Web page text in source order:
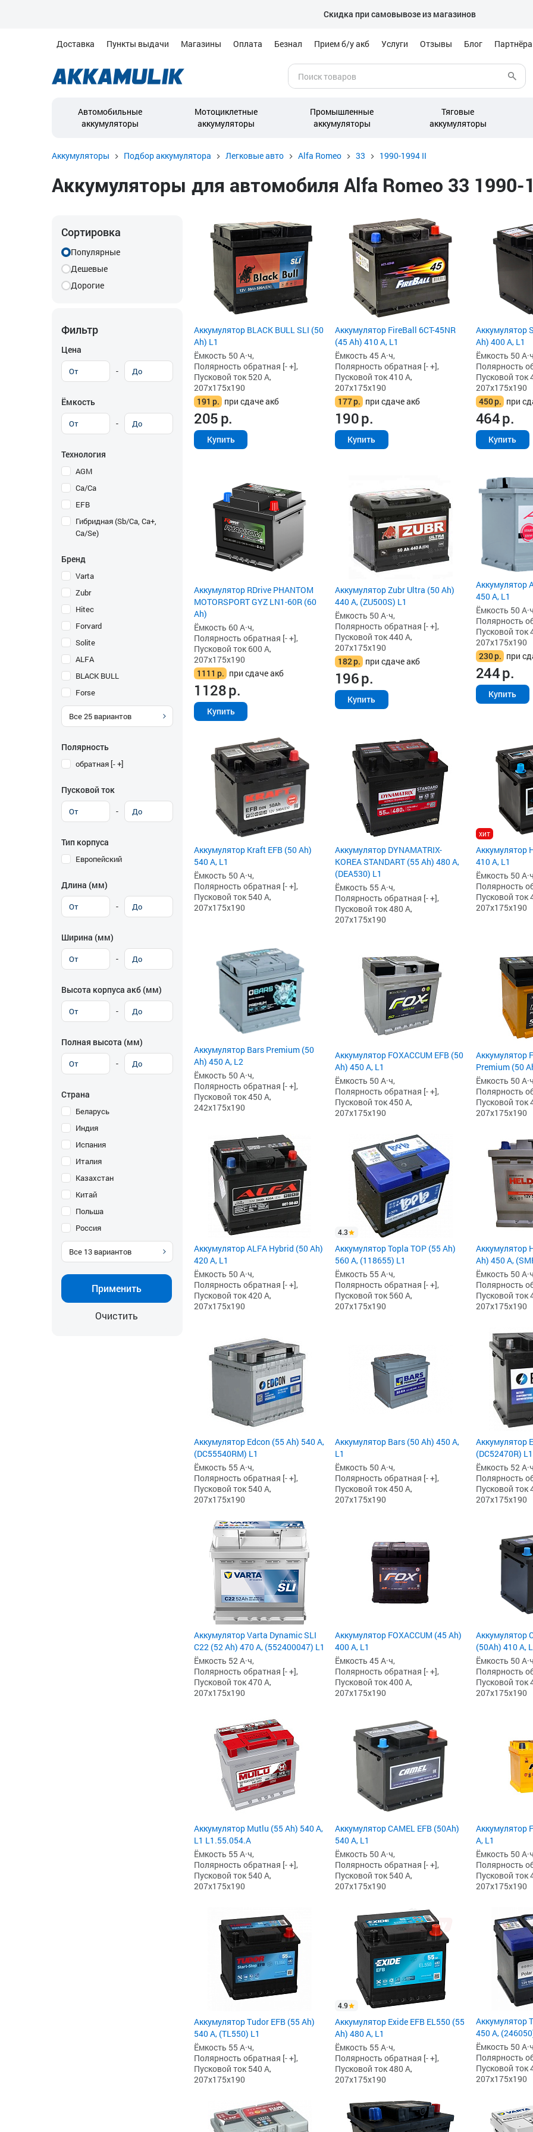
Скидка при самовывозе из магазинов
Доставка Пункты выдачи Магазины Оплата Безнал Прием б/у акб Услуги Отзывы Блог
Автомобильные
аккумуляторы
Мотоциклетные
аккумуляторы
Промышленные
аккумуляторы
Тяговые
аккумуляторы
Аккумуляторы Подбор аккумулятора Легковые авто Alfa Romeo 33 1990-1994 II
Аккумуляторы для автомобиля Alfa Romeo 33 1990-
Сортировка
Популярные
Дешевые
Дорогие
Фильтр
Цена
-
Ёмкость
-
Технология
AGM
Ca/Ca
EFB
Гибридная (Sb/Ca, Ca+,
Ca/Se)
Бренд
Varta
Zubr
Hitec
Forvard
Solite
ALFA
BLACK BULL
Forse
Все25 вариантов
Полярность
обратная [- +]
Пусковой ток
-
Тип корпуса
Европейский
Длина (мм)
-
Ширина (мм)
-
Высота корпуса акб (мм)
-
Полная высота (мм)
-
Страна
Беларусь
Индия
Испания
Италия
Казахстан
Китай
Польша
Россия
Все 13 вариантов
Применить
Очистить
Аккумулятор BLACK BULL SLI (50
Ah) L1
Ёмкость 50 А·ч,
Полярность обратная [- +],
Пусковой ток 520 А,
207x175x190
191 р. при сдаче акб
205р.
Купить
Аккумулятор FireBall 6СТ-45NR
(45 Ah) 410 А, L1
Ёмкость 45 А·ч,
Полярность обратная [- +],
Пусковой ток 410 А,
207x175x190
177р. при сдаче акб
190р.
Купить
Аккумулятор
Ah) 400 А, L1
Ёмкость 50
Полярность
Пусковой ток
207x175x190
450р. при
464р.
Купить
Аккумулятор RDrive PHANTOM
MOTORSPORT GYZ LN1-60R (60
Ah)
Ёмкость 60 А·ч,
Полярность обратная [- +],
Пусковой ток 600 А,
207x175x190
1111 р. при сдаче акб
1128р.
Купить
Аккумулятор Zubr Ultra (50 Ah)
440 А, (ZU500S) L1
Ёмкость 50 А·ч,
Полярность обратная [- +],
Пусковой ток 440 А,
207x175x190
182р. при сдаче акб
196р.
Купить
Аккумулятор
450 А, L1
Ёмкость 50
Полярность
Пусковой ток
207x175x190
230р. при
244р.
Купить
Аккумулятор Kraft EFB (50 Ah)
540 А, L1
Ёмкость 50 А·ч,
Полярность обратная [- +],
Пусковой ток 540 А,
207x175x190
Аккумулятор DYNAMATRIX-
KOREA STANDART (55 Ah) 480 А,
(DEA530) L1
Ёмкость 55 А·ч,
Полярность обратная [- +],
Пусковой ток 480 А,
207x175x190
хит
Аккумулятор
410 А, L1
Ёмкость 50
Полярность
Пусковой ток
207x175x190
Аккумулятор Bars Premium (50
Ah) 450 А, L2
Ёмкость 50 А·ч,
Полярность обратная [- +],
Пусковой ток 450 А,
242x175x190
Аккумулятор FOXACCUM EFB (50
Ah) 450 А, L1
Ёмкость 50 А·ч,
Полярность обратная [- +],
Пусковой ток 450 А,
207x175x190
Аккумулятор
Premium (50
Ёмкость 50
Полярность
Пусковой ток
207x175x190
Аккумулятор ALFA Hybrid (50 Ah)
420 А, L1
Ёмкость 50 А·ч,
Полярность обратная [- +],
Пусковой ток 420 А,
207x175x190
4.3
Аккумулятор Topla TOP (55 Ah)
560 А, (118655) L1
Ёмкость 55 А·ч,
Полярность обратная [- +],
Пусковой ток 560 А,
207x175x190
Аккумулятор
Ah) 450 А,
Ёмкость 50
Полярность
Пусковой ток
207x175x190
Аккумулятор Edcon (55 Ah) 540 А,
(DC55540RM) L1
Ёмкость 55 А·ч,
Полярность обратная [- +],
Пусковой ток 540 А,
207x175x190
Аккумулятор Bars (50 Ah) 450 А,
L1
Ёмкость 50 А·ч,
Полярность обратная [- +],
Пусковой ток 450 А,
207x175x190
Аккумулятор
(DC52470R) L1
Ёмкость 52
Полярность
Пусковой ток
207x175x190
Аккумулятор Varta Dynamic SLI
C22 (52 Ah) 470 А, (552400047) L1
Ёмкость 52 А·ч,
Полярность обратная [- +],
Пусковой ток 470 А,
207x175x190
Аккумулятор FOXACCUM (45 Ah)
400 А, L1
Ёмкость 45 А·ч,
Полярность обратная [- +],
Пусковой ток 400 А,
207x175x190
Аккумулятор
(50Ah) 410 А,
Ёмкость 50
Полярность
Пусковой ток
207x175x190
Аккумулятор Mutlu (55 Ah) 540 А,
L1 L1.55.054.A
Ёмкость 55 А·ч,
Полярность обратная [- +],
Пусковой ток 540 А,
207x175x190
Аккумулятор CAMEL EFB (50Ah)
540 А, L1
Ёмкость 50 А·ч,
Полярность обратная [- +],
Пусковой ток 540 А,
207x175x190
Аккумулятор
А, L1
Ёмкость 50
Полярность
Пусковой ток
207x175x190
Аккумулятор Tudor EFB (55 Ah)
540 А, (TL550) L1
Ёмкость 55 А·ч,
Полярность обратная [- +],
Пусковой ток 540 А,
207x175x190
4.9
Аккумулятор Exide EFB EL550 (55
Ah) 480 А, L1
Ёмкость 55 А·ч,
Полярность обратная [- +],
Пусковой ток 480 А,
207x175x190
Аккумулятор
450 А,
Ёмкость 50
Полярность
Пусковой ток
207x175x190